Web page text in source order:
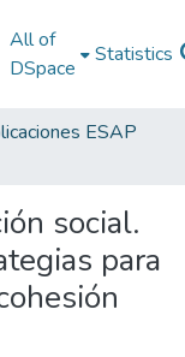
All of
DSpace
Statistics
ESAP
social.
para